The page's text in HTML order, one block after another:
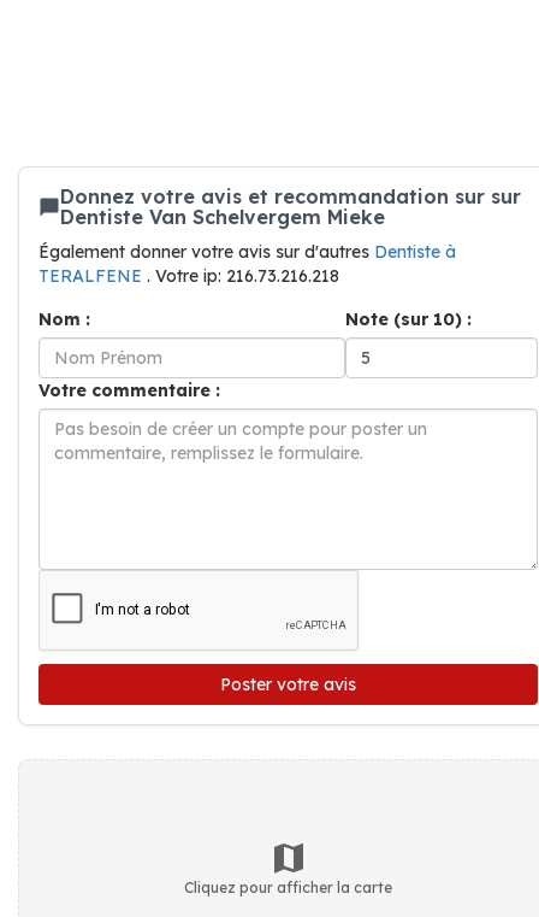
Donnez votre avis et recommandation sur sur
Dentiste Van Schelvergem Mieke
Également donner votre avis sur d'autres Dentiste à
TERALFENE . Votre ip: 216.73.216.218
Nom :
Note (sur 10) :
Votre commentaire :
Poster votre avis
Cliquez pour afficher la carte